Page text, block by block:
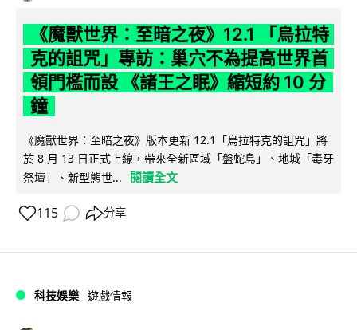
《魔獸世界：至暗之夜》12.1 「烏拉特
克的詛咒」專訪：巢穴不為提高世界首
領門檻而設 《諸王之眠》縮短約 10 分
鐘
《魔獸世界：至暗之夜》版本更新 12.1「烏拉特克的詛咒」將
於 8 月 13 日正式上線，帶來全新區域「盤蛇島」、地城「毒牙
祭壇」、新型態世...
閱讀全文
115 分享
科技娛樂 遊戲情報